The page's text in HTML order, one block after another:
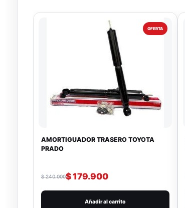
OFERTA
AMORTIGUADOR TRASERO TOYOTA
PRADO
$240.000$179.900
Añadir al carrito